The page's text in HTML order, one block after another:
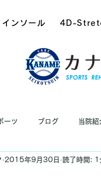
インソール 4D-
ーツ ブログ 当院紹
2015年9月30日 読了時間: 1